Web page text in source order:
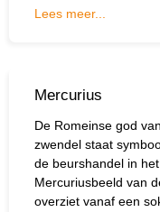
Lees meer...
Mercurius
De Romeinse god
zwendel staat
de beurshandel in
Mercuriusbeeld van
overziet vanaf een